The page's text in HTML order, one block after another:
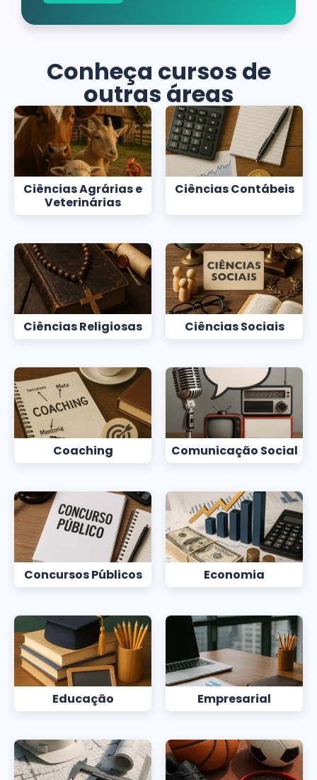
Conheça cursos de
outras áreas
Ciências Agrárias e
Veterinárias
Ciências Contábeis
Ciências Religiosas Ciências Sociais
Coaching Comunicação Social
Concursos Públicos Economia
Educação Empresarial